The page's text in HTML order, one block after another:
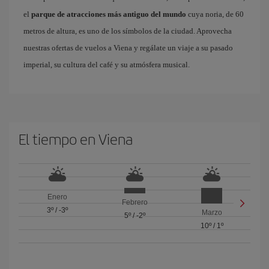
el parque de atracciones más antiguo del mundo cuya noria, de 60
metros de altura, es uno de los símbolos de la ciudad. Aprovecha
nuestras ofertas de vuelos a Viena y regálate un viaje a su pasado
imperial, su cultura del café y su atmósfera musical.
El tiempo en Viena
Enero
3º/ -3º
Febrero
5º/ -2º
Marzo
10º/ 1º